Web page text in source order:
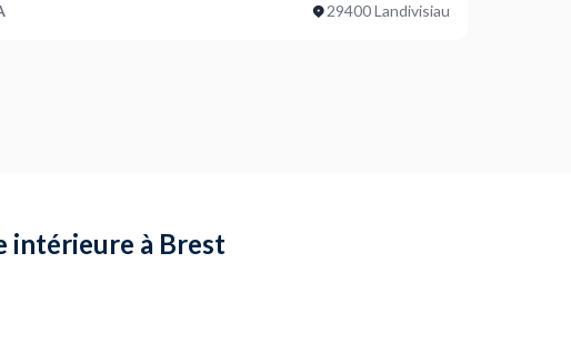
est-il en bon état ? (optionnel)
autour des portes et des poignets encastré des portes.
le système de verrouillage de la porte de la salle de
29400 Landivisiau
intérieure à Brest